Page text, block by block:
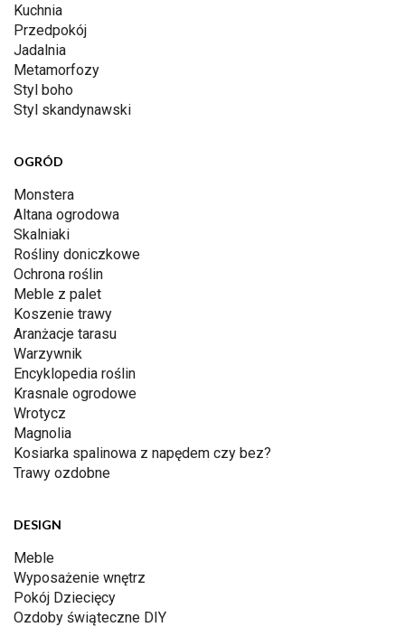
Kuchnia
Przedpokój
Jadalnia
Metamorfozy
Styl boho
Styl skandynawski
OGRÓD
Monstera
Altana ogrodowa
Skalniaki
Rośliny doniczkowe
Ochrona roślin
Meble z palet
Koszenie trawy
Aranżacje tarasu
Warzywnik
Encyklopedia roślin
Krasnale ogrodowe
Wrotycz
Magnolia
Kosiarka spalinowa z napędem czy bez?
Trawy ozdobne
DESIGN
Meble
Wyposażenie wnętrz
Pokój Dziecięcy
Ozdoby świąteczne DIY